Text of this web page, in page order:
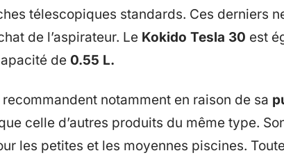
télescopiques standards. Ces derniers
de l’aspirateur. Le Kokido Tesla 30 est
de 0.55 L.
notamment en raison de sa
celle d’autres produits du même type.
les petites et les moyennes piscines.